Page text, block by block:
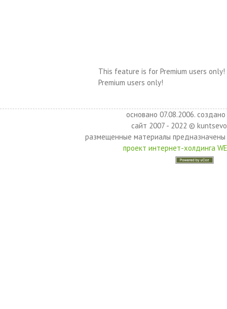
This feature is for Premium users only!
Premium users only!
основано 07.08.2006.
сайт 2007 - 2022 ©
размещенные материалы
проект интернет-холдинга